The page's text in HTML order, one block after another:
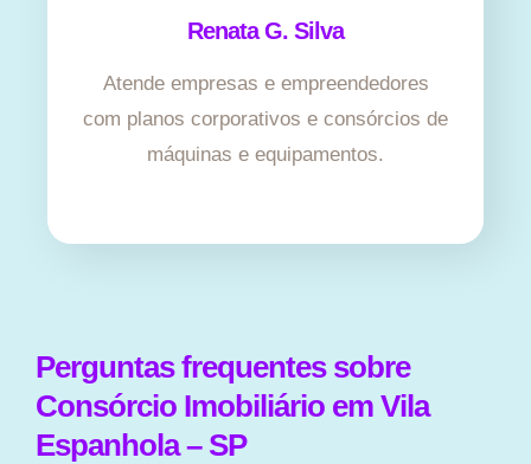
Renata G. Silva
Atende empresas e empreendedores
com planos corporativos e consórcios de
máquinas e equipamentos.
Perguntas frequentes sobre
Consórcio Imobiliário em Vila
Espanhola – SP